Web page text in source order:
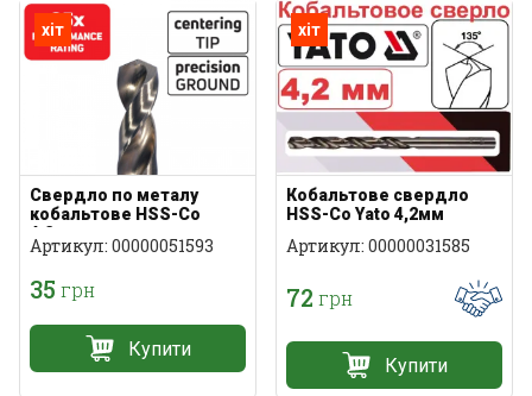
хіт
Свердло по металу
кобальтове HSS-Co
4,2мм
Артикул: 00000051593
35 грн
Купити
хіт
Кобальтове свердло
HSS-Co Yato 4,2мм
Артикул: 00000031585
72 грн
Купити